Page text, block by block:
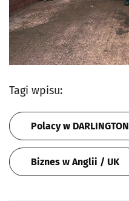
Tagi wpisu:
Polacy w DARLINGTON
Biznes w Anglii / UK